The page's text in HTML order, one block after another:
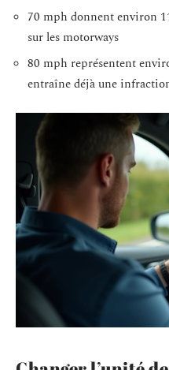
70 mph donnent environ
sur les motorways
80 mph représentent
entraîne déjà une